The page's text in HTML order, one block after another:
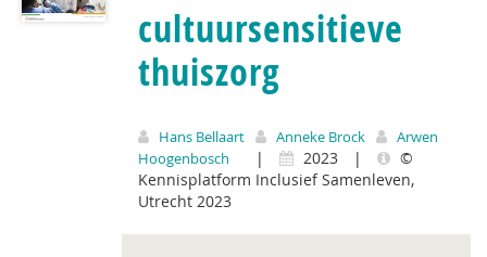
cultuursensitieve
thuiszorg
Hans Bellaart Anneke Brock
Arwen
Hoogenbosch
| 2023 |
©
Kennisplatform Inclusief Samenleven,
Utrecht 2023